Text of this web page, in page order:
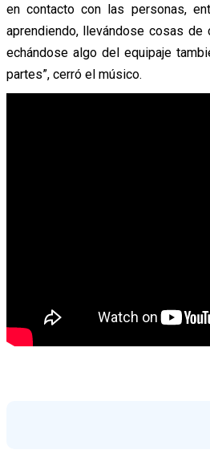
en contacto con las personas,
aprendiendo, llevándose cosas de
echándose algo del equipaje
partes”, cerró el músico.